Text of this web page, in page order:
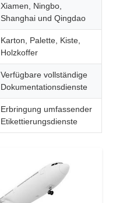
Xiamen, Ningbo,
Shanghai und Qingdao
Karton, Palette, Kiste,
Holzkoffer
Verfügbare vollständige
Dokumentationsdienste
Erbringung umfassender
Etikettierungsdienste